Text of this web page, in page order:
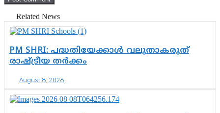
Related News
PM SHRI: പദ്ധതിയേക്കാൾ വലുതാകരുത്
രാഷ്ട്രീയ തർക്കം
August 8, 2026